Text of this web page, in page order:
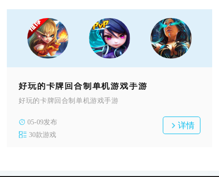
好玩的卡牌回合制单机游戏手游
好玩的卡牌回合制单机游戏手游
05-09发布
30款游戏
详情